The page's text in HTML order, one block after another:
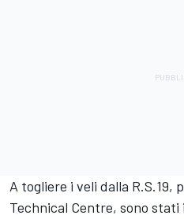
A togliere i veli dalla R.S.19,
Technical Centre, sono